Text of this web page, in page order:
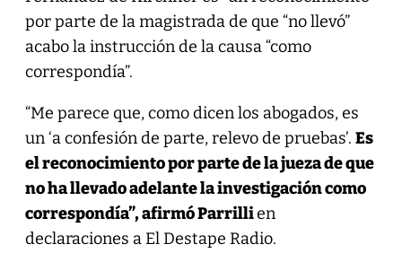
por parte de la magistrada de que “no llevó”
acabo la instrucción de la causa “como
correspondía”.
“Me parece que, como dicen los abogados, es
un ‘a confesión de parte, relevo de pruebas’. Es
el reconocimiento por parte de la jueza de que
no ha llevado adelante la investigación como
correspondía”, afirmó Parrillien
declaraciones a El Destape Radio.